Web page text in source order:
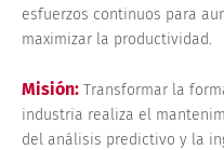
esfuerzos continuos para
maximizar la productividad.
Misión: Transformar la
industria realiza el
del análisis predictivo y la